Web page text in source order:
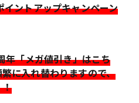
イントアップキャンペーン
年「メガ値引き」はこち
に入れ替わりますので、